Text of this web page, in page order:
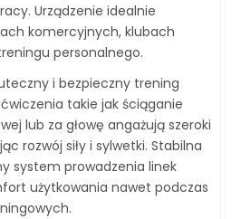
Urządzenie idealnie
komercyjnych, klubach
personalnego.
i bezpieczny trening
takie jak ściąganie
lub za głowę angażują szeroki
rozwój siły i sylwetki. Stabilna
system prowadzenia linek
użytkowania nawet podczas